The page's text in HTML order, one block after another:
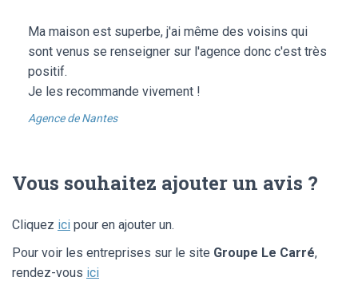
Ma maison est superbe, j'ai même des voisins qui
sont venus se renseigner sur l'agence donc c'est très
positif.
Je les recommande vivement !
Agence de Nantes
Vous souhaitez ajouter un avis ?
Cliquez ici pour en ajouter un.
Pour voir les entreprises sur le site Groupe Le Carré,
rendez-vous ici